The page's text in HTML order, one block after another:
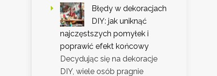
Błędy w dekoracjach
DIY: jak uniknąć
najczęstszych pomyłek i
poprawić efekt końcowy
Decydując się na dekoracje
DIY, wiele osób pragnie